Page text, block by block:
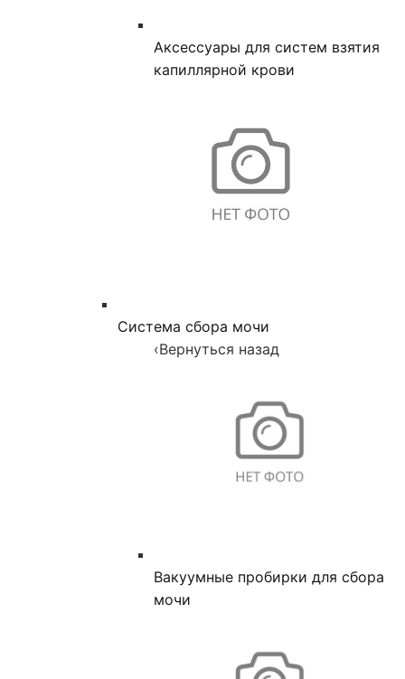
Аксессуары для систем взятия
капиллярной крови
Система сбора мочи
‹Вернуться назад
Вакуумные пробирки для сбора
мочи